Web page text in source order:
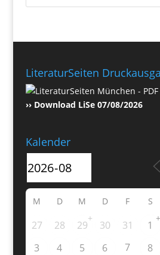
LiteraturSeiten
›› Download LiSe 07/08/2026
Kalender
M D M D F S
27 28 29
+
30 31 1
+
3
4 5 6 7 8